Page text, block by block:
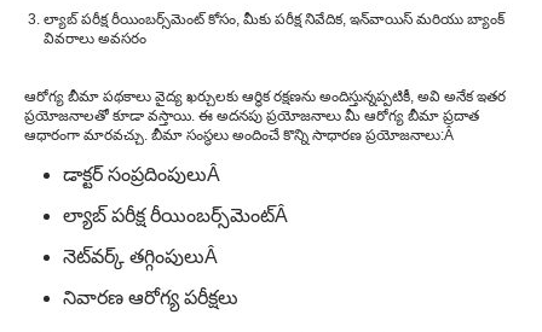
దేనినిప్రయోగశాల పరీక్ష రీయింబర్స్‌మెంట్చేర్చాలా?Â
ల్యాబ్ పరీక్ష రీయింబర్స్‌మెంట్ కోసం, మీకు పరీక్ష నివేదిక, ఇన్‌వాయిస్ మరియు బ్యాంక్
వివరాలు అవసరం
ఆరోగ్య బీమా పథకాలు వైద్య ఖర్చులకు ఆర్థిక రక్షణను అందిస్తున్నప్పటికీ, అవి అనేక ఇతర
ప్రయోజనాలతో కూడా వస్తాయి. ఈ అదనపు ప్రయోజనాలు మీ ఆరోగ్య బీమా ప్రదాత
ఆధారంగా మారవచ్చు. బీమా సంస్థలు అందించే కొన్ని సాధారణ ప్రయోజనాలు:Â
డాక్టర్ సంప్రదింపులుÂ
ల్యాబ్ పరీక్ష రీయింబర్స్‌మెంట్Â
నెట్‌వర్క్ తగ్గింపులుÂ
నివారణ ఆరోగ్య పరీక్షలు